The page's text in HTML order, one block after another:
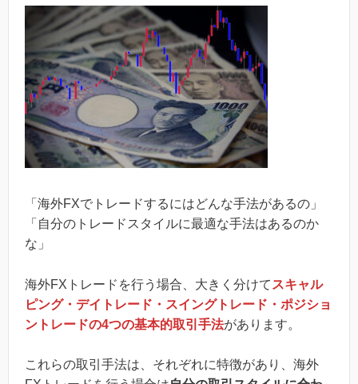
「海外FXでトレードするにはどんな手法があるの」
「自分のトレードスタイルに最適な手法はあるのか
な」
海外FXトレードを行う場合、大きく分けて スキャル
ピング・デイトレード・スイングトレード・ポジショ
ントレードの4つの基本的取引手法があります。
これらの取引手法は、それぞれに特徴があり、海外